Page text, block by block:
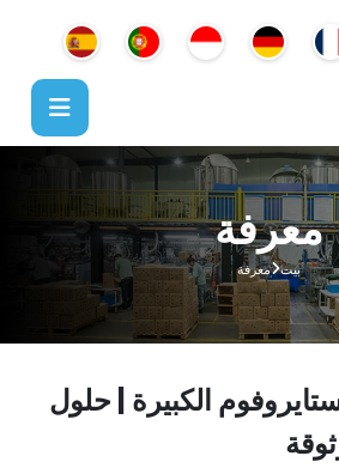
معرفة
بيت معرفة
الكبيرة | حلول